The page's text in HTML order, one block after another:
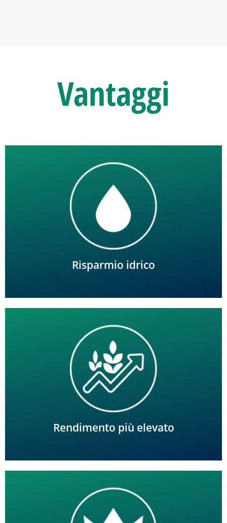
Vantaggi
Risparmio idrico
Migliore tempistica e potenziale riduzione dell'uso
dell'acqua.
Rendimento più elevato
Salvaguardare e massimizzare il potenziale genetico.